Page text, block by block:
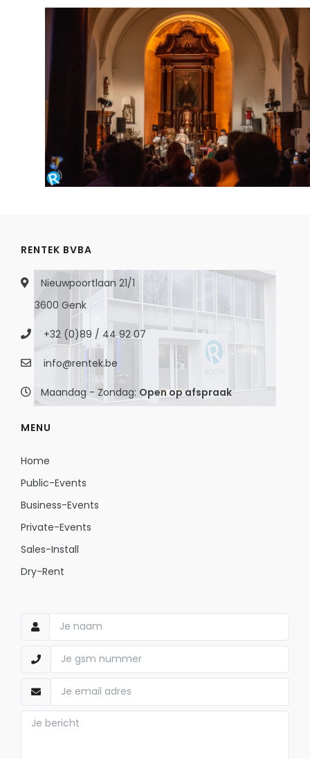
RENTEK BVBA
Nieuwpoortlaan 21/1
3600 Genk
+32 (0)89 / 44 92 07
info@rentek.be
Maandag - Zondag: Open op afspraak
MENU
Home
Public-Events
Business-Events
Private-Events
Sales-Install
Dry-Rent